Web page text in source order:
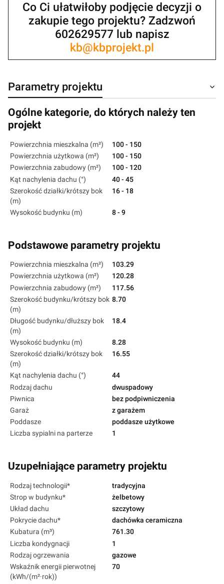
Co Ci ułatwiłoby podjęcie decyzji o
zakupie tego projektu? Zadzwoń
602629577 lub napisz
kb@kbprojekt.pl
Parametry projektu
Ogólne kategorie, do których należy ten
projekt
Powierzchnia mieszkalna (m²)
100 - 150
Powierzchnia użytkowa (m²)
100 - 150
Powierzchnia zabudowy (m²)
100 - 120
Kąt nachylenia dachu (°)
40 - 45
Szerokość działki/krótszy bok
(m)
16 - 18
Wysokość budynku (m) 8 - 9
Podstawowe parametry projektu
Powierzchnia mieszkalna (m²)
103.29
Powierzchnia użytkowa (m²)
120.28
Powierzchnia zabudowy (m²)
117.56
Szerokość budynku/krótszy bok
(m)
8.70
Długość budynku/dłuższy bok
(m)
18.4
Wysokość budynku (m)
8.28
Szerokość działki/krótszy bok
(m)
16.55
Kąt nachylenia dachu (°)
44
Rodzaj dachu
dwuspadowy
Piwnica
bez podpiwniczenia
Garaż
z garażem
Poddasze
poddasze użytkowe
Liczba sypialni na parterze
1
Uzupełniające parametry projektu
Rodzaj technologii*
tradycyjna
Strop w budynku*
żelbetowy
Układ dachu
szczytowy
Pokrycie dachu*
dachówka ceramiczna
Kubatura (m³)
761.30
Liczba kondygnacji
1
Rodzaj ogrzewania
gazowe
Wskaźnik energii pierwotnej
(kWh/(m²·rok))
70